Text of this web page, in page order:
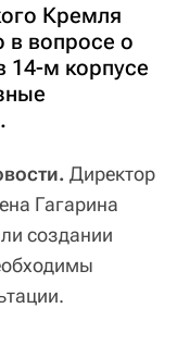
Кремля
в вопросе о
14-м корпусе
Директор
Гагарина
создании